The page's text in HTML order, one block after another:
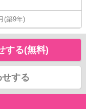
(築9年)
する(無料)
する